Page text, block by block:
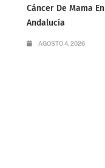
Cáncer De Mama En
Andalucía
AGOSTO 4, 2026